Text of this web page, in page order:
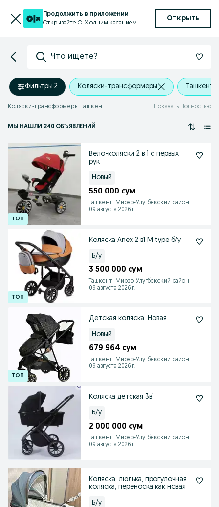
Продолжить в приложении
Открывайте OLX одним касанием
Открыть
Что ищете?
Фильтры·2 Коляски-трансформеры Ташкент,
Коляски-трансформеры Ташкент Показать Полностью
МЫ НАШЛИ 240 ОБЪЯВЛЕНИЙ
Вело-коляски 2 в 1 с первых
рук
Новый
550 000 сум
Ташкент, Мирзо-Улугбекский район
09 августа 2026 г.
Коляска Anex 2 в1 M type б/у
Б/у
3 500 000 сум
Ташкент, Мирзо-Улугбекский район
09 августа 2026 г.
Детская коляска. Новая.
Новый
679 964 сум
Ташкент, Мирзо-Улугбекский район
09 августа 2026 г.
Коляска детская 3в1
Б/у
2 000 000 сум
Ташкент, Мирзо-Улугбекский район
09 августа 2026 г.
Коляска, люлька, прогулочная
коляска, переноска как новая
Б/у